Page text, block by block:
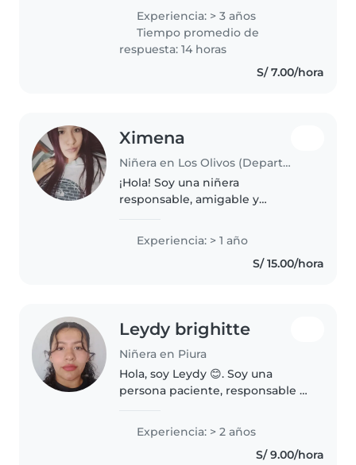
edad de guardería y primaria. He
cuidado de mis hermanos,
primos e hijos de amigos de mis
padres...
Experiencia: > 3 años
Tiempo promedio de
respuesta: 14 horas
S/ 7.00/hora
Ximena
Niñera en Los Olivos (Departamento de Lima)
¡Hola! Soy una niñera
responsable, amigable y
experiencia cuidando niños en
edad de preescolar y primaria.
Me encanta dibujar, leer cuentos,
Experiencia: > 1 año
S/ 15.00/hora
Leydy brighitte
Niñera en Piura
Hola, soy Leydy 😊. Soy una
persona paciente, responsable y
crear un ambiente seguro,
tranquilo y divertido donde los
pequeños puedan sentirse
Experiencia: > 2 años
S/ 9.00/hora